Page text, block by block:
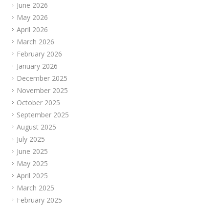
June 2026
May 2026
April 2026
March 2026
February 2026
January 2026
December 2025
November 2025
October 2025
September 2025
August 2025
July 2025
June 2025
May 2025
April 2025
March 2025
February 2025